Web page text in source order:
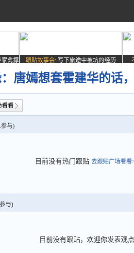
家禽撑
跟贴故事会: 写下旅途中被坑的经历
唐嫣想套霍建华的话
看看
与)
目前没有热门跟贴 去跟贴广场看看
与)
目前没有跟贴，欢迎你发表观点